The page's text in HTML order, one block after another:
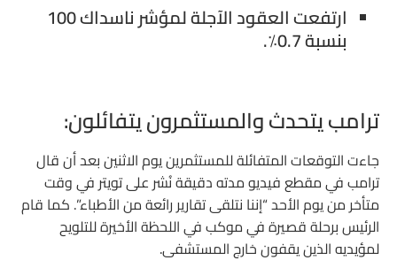
ارتفعت العقود الآجلة لمؤشر ناسداك 100
بنسبة 0.7٪.
ترامب يتحدث والمستثمرون يتفائلون:
جاءت التوقعات المتفائلة للمستثمرين يوم الاثنين بعد أن قال
ترامب في مقطع فيديو مدته دقيقة نُشر على تويتر في وقت
متأخر من يوم الأحد “إننا نتلقى تقارير رائعة من الأطباء”. كما قام
الرئيس برحلة قصيرة في موكب في اللحظة الأخيرة للتلويح
لمؤيديه الذين يقفون خارج المستشفى.